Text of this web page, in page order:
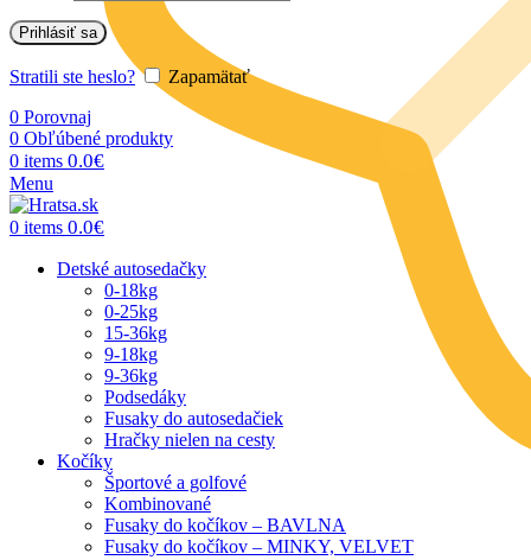
Prihlásiť sa
Stratili ste heslo?
Zapamätať
0 Porovnaj
0 Obľúbené produkty
0 items 0.0€
Menu
0 items 0.0€
Detské autosedačky
0-18kg
0-25kg
15-36kg
9-18kg
9-36kg
Podsedáky
Fusaky do autosedačiek
Hračky nielen na cesty
Kočíky
Športové a golfové
Kombinované
Fusaky do kočíkov – BAVLNA
Fusaky do kočíkov – MINKY, VELVET